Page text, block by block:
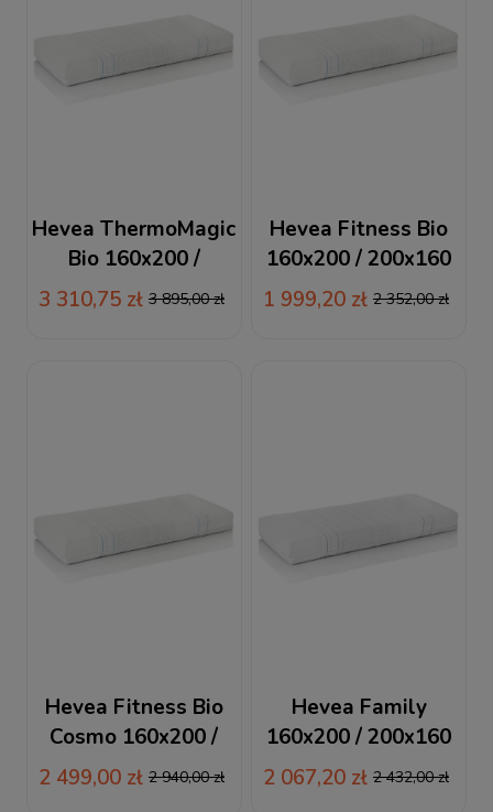
Hevea ThermoMagic
Bio 160x200 /
200x160 materac
piankowo-lateksowy
3 310,75 zł 3 895,00 zł
Hevea Fitness Bio
160x200 / 200x160
materac piankowy
1 999,20 zł 2 352,00 zł
Hevea Fitness Bio
Cosmo 160x200 /
200x160 materac
wysokoelastyczny
2 499,00 zł 2 940,00 zł
Hevea Family
160x200 / 200x160
materac lateksowy
2 067,20 zł 2 432,00 zł